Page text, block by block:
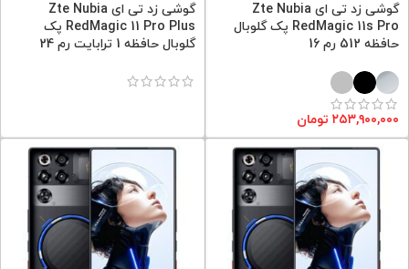
گوشی زد تی ای Zte Nubia
RedMagic 11s Pro پک گلوبال
حافظه 512 رم 16
۲۵۳,۹۰۰,۰۰۰ تومان
گوشی زد تی ای Zte Nubia
RedMagic 11 Pro Plus پک
گلوبال حافظه 1 ترابایت رم 24